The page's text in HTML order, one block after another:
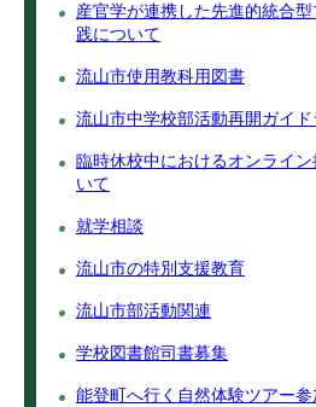
産官学が連携した先進的統合
践について
流山市使用教科用図書
流山市中学校部活動再開ガイド
臨時休校中におけるオンライ
いて
就学相談
流山市の特別支援教育
流山市部活動関連
学校図書館司書募集
能登町へ行く自然体験ツアー